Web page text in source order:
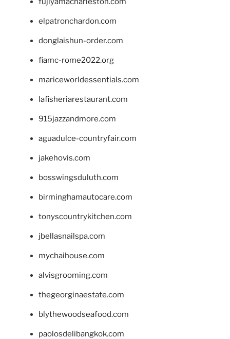
elpatronchardon.com
donglaishun-order.com
fiamc-rome2022.org
mariceworldessentials.com
lafisheriarestaurant.com
915jazzandmore.com
aguadulce-countryfair.com
jakehovis.com
bosswingsduluth.com
birminghamautocare.com
tonyscountrykitchen.com
jbellasnailspa.com
mychaihouse.com
alvisgrooming.com
thegeorginaestate.com
blythewoodseafood.com
paolosdelibangkok.com